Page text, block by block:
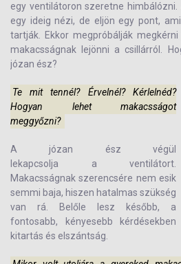
egy ventilátoron szeretne
egy ideig nézi, de eljön egy pont,
tartják. Ekkor megpróbálják
makacsságnak lejönni a csillárról.
józan ész?
Te mit tennél? Érvelnél? Kérlelnéd?
Hogyan lehet makacsságot
meggyőzni?
A józan ész végül
lekapcsolja a ventilátort.
Makacsságnak szerencsére nem esik
semmi baja, hiszen hatalmas szükség
van rá. Belőle lesz később, a
fontosabb, kényesebb kérdésekben
kitartás és elszántság.